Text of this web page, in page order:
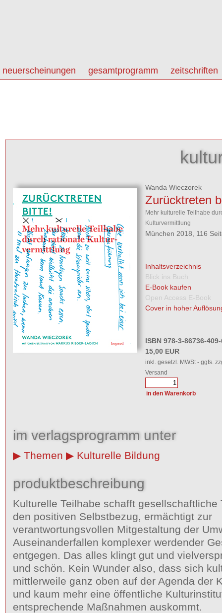
neuerscheinungen gesamtprogramm zeitschriften
Wanda Wieczorek
Zurücktreten
Mehr kulturelle Teilhabe
Kulturvermittlung
München 2018, 116
Inhaltsverzeichnis
Blick ins Buch
E-Book kaufen
Open Access E-Book
Cover in hoher
ISBN 978-3-86736-
15,00 EUR
inkl. gesetzl. MWSt - ggfs.
Versand
im verlagsprogramm unter
Themen Kulturelle Bildung
produktbeschreibung
Kulturelle Teilhabe schafft gesellschaftliche
den positiven Selbstbezug, ermächtigt zur
verantwortungsvollen Mitgestaltung der
Auseinanderfallen komplexer werdender
entgegen. Das alles klingt gut und
und schön. Kein Wunder also, dass sich
mittlerweile ganz oben auf der Agenda der
und kaum mehr eine öffentliche
entsprechende Maßnahmen auskommt.